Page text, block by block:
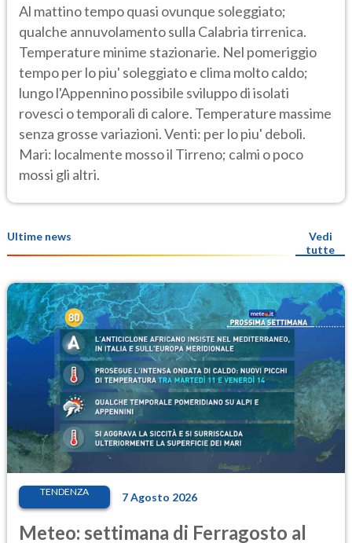
Al mattino tempo quasi ovunque soleggiato;
qualche annuvolamento sulla Calabria tirrenica.
Temperature minime stazionarie. Nel pomeriggio
tempo per lo piu' soleggiato e clima molto caldo;
lungo l'Appennino possibile sviluppo di isolati
rovesci o temporali di calore. Temperature massime
senza grosse variazioni. Venti: per lo piu' deboli.
Mari: localmente mosso il Tirreno; calmi o poco
mossi gli altri.
Ultime news
Vedi
tutte
TENDENZA 7 Agosto 2026
Meteo: settimana di Ferragosto al